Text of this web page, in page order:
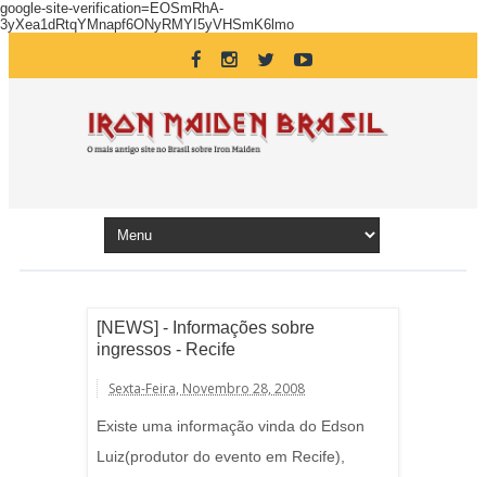
google-site-verification=EOSmRhA-
3yXea1dRtqYMnapf6ONyRMYI5yVHSmK6lmo
[NEWS] - Informações sobre
ingressos - Recife
Sexta-Feira, Novembro 28, 2008
Existe uma informação vinda do Edson
Luiz(produtor do evento em Recife),